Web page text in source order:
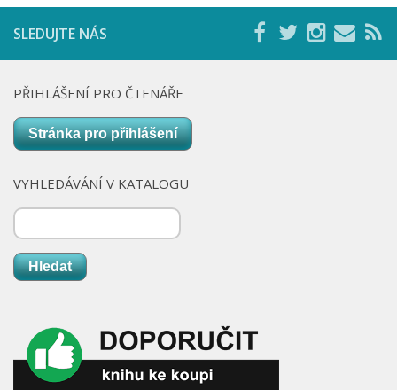
SLEDUJTE NÁS
PŘIHLÁŠENÍ PRO ČTENÁŘE
Stránka pro přihlášení
VYHLEDÁVÁNÍ V KATALOGU
Hledat